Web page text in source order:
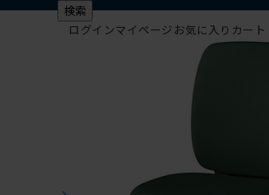
検索
ログインマイページ お気に入り カート